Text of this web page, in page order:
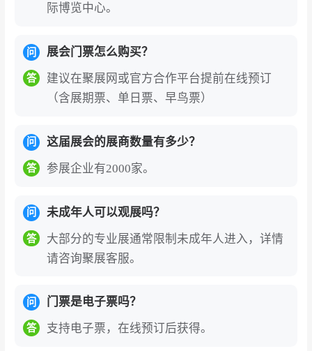
上海国际清洁技术与设备博览会门票为电子门
定身份证信息，国外观众办理需实名制绑定护
照信息，港澳台观众门票登记需实名制绑定港
澳台通行证，现场刷身份证验证入场或出示电
上海国际清洁技术与设备博览会的展商名录、
参展商名单部分如下:城市之光（深圳）无人驾
驶有限公司、北京鑫华鸿大工贸有限公司、郑
有限公司、鹤山市菏福曼清洁用品有限公司
等。2027年展会预计汇聚500余家参展企业，
如需获取完整展商名录（含展位号、联系方
CCE上海清洁展的参展理由
亚洲清洁行业风向标：始于2002年，经过二十余
际博览中心。
问 展会门票怎么购买？
答
建议在聚展网或官方合作平台提前在线预订
（含展期票、单日票、早鸟票）
问 这届展会的展商数量有多少？
答 参展企业有2000家。
问 未成年人可以观展吗？
答
大部分的专业展通常限制未成年人进入，详情
请咨询聚展客服。
问 门票是电子票吗？
答 支持电子票，在线预订后获得。